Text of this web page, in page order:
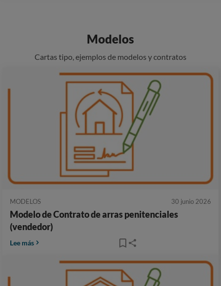
Modelos
Cartas tipo, ejemplos de modelos y contratos
MODELOS 30 junio 2026
Modelo de Contrato de arras penitenciales
(vendedor)
Lee más